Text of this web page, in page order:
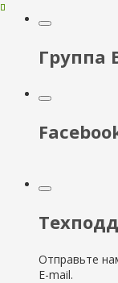
Группа
Отправьте
E-mail.